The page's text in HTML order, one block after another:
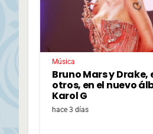
Música
Bruno Mars y Drake,
otros, en el nuevo
Karol G
hace 3 días